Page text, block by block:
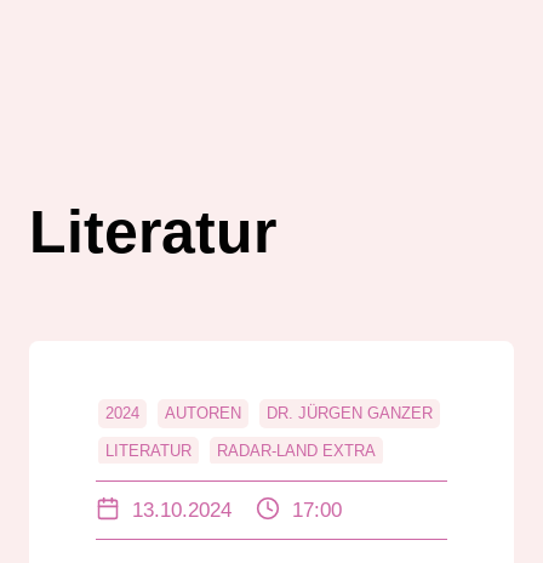
Literatur
2024 AUTOREN DR. JÜRGEN GANZER
LITERATUR RADAR-LAND EXTRA
13.10.2024 17:00